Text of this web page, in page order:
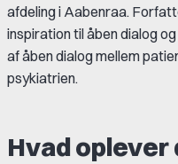
afdeling i Aabenraa.
inspiration til åben dialog
af åben dialog mellem
psykiatrien.
Hvad oplever